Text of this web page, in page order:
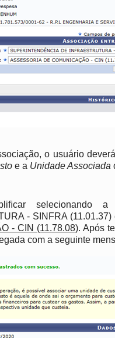
o usuário
e a Unidade Associada
selecionando
- SINFRA
- CIN (11.78.08). Após
com a seguinte